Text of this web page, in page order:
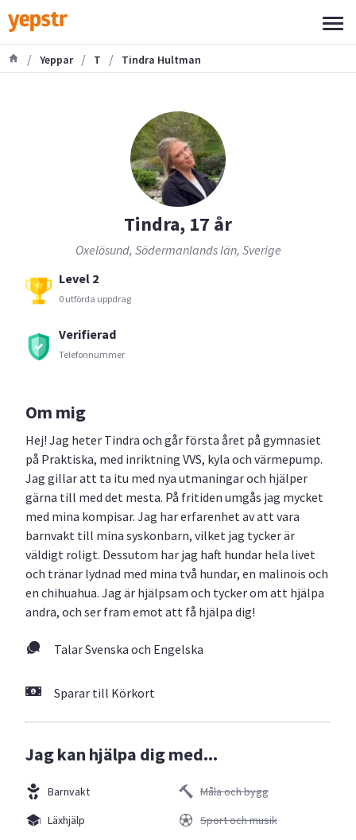
/ Yeppar / T / Tindra Hultman
Tindra, 17 år
Oxelösund, Södermanlands län, Sverige
Level 2
0 utförda uppdrag
Verifierad
Telefonnummer
Om mig
Hej! Jag heter Tindra och går första året på gymnasiet
på Praktiska, med inriktning VVS, kyla och värmepump.
Jag gillar att ta itu med nya utmaningar och hjälper
gärna till med det mesta. På fritiden umgås jag mycket
med mina kompisar. Jag har erfarenhet av att vara
barnvakt till mina syskonbarn, vilket jag tycker är
väldigt roligt. Dessutom har jag haft hundar hela livet
och tränar lydnad med mina två hundar, en malinois och
en chihuahua. Jag är hjälpsam och tycker om att hjälpa
andra, och ser fram emot att få hjälpa dig!
Talar Svenska och Engelska
Sparar till Körkort
Jag kan hjälpa dig med...
Barnvakt
Läxhjälp
Måla och bygg
Sport och musik